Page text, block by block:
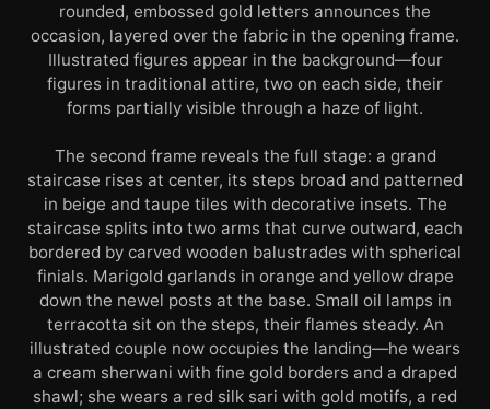
rounded, embossed gold letters announces the
occasion, layered over the fabric in the opening frame.
Illustrated figures appear in the background—four
figures in traditional attire, two on each side, their
forms partially visible through a haze of light.
The second frame reveals the full stage: a grand
staircase rises at center, its steps broad and patterned
in beige and taupe tiles with decorative insets. The
staircase splits into two arms that curve outward, each
bordered by carved wooden balustrades with spherical
finials. Marigold garlands in orange and yellow drape
down the newel posts at the base. Small oil lamps in
terracotta sit on the steps, their flames steady. An
illustrated couple now occupies the landing—he wears
a cream sherwani with fine gold borders and a draped
shawl; she wears a red silk sari with gold motifs, a red